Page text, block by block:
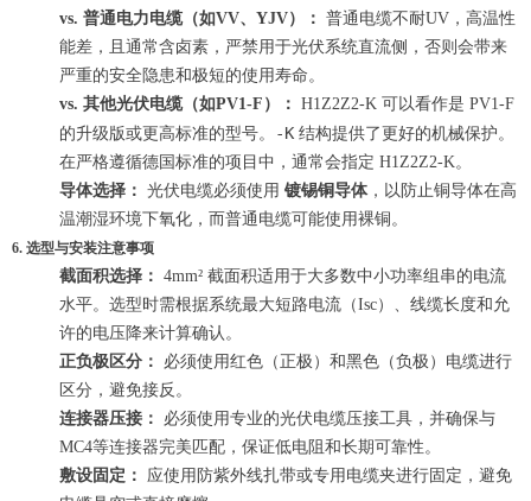
vs. 普通电力电缆（如VV、YJV）： 普通电缆不耐UV，高温性
能差，且通常含卤素，严禁用于光伏系统直流侧，否则会带来
严重的安全隐患和极短的使用寿命。
vs. 其他光伏电缆（如PV1-F）： H1Z2Z2-K 可以看作是 PV1-F
的升级版或更高标准的型号。
-K 结构提供了更好的机械保护。
在严格遵循德国标准的项目中，通常会指定 H1Z2Z2-K。
导体选择： 光伏电缆必须使用 镀锡铜导体，以防止铜导体在高
温潮湿环境下氧化，而普通电缆可能使用裸铜。
6. 选型与安装注意事项
截面积选择： 4mm² 截面积适用于大多数中小功率组串的电流
水平。选型时需根据系统最大短路电流（Isc）、线缆长度和允
许的电压降来计算确认。
正负极区分：
必须使用红色（正极）和黑色（负极）电缆进行
区分，避免接反。
连接器压接：
必须使用专业的光伏电缆压接工具，并确保与
MC4等连接器完美匹配，保证低电阻和长期可靠性。
敷设固定：
应使用防紫外线扎带或专用电缆夹进行固定，避免